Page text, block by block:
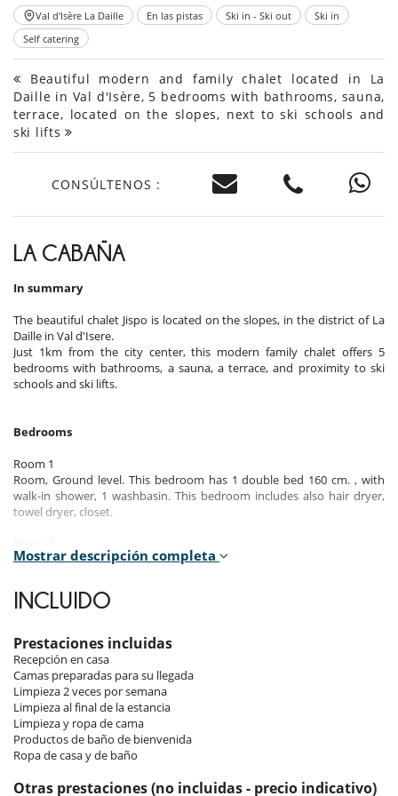
Val d'Isère La Daille En las pistas Ski in - Ski out
Ski in
Self catering
Beautiful modern and family chalet located in La
Daille in Val d'Isère, 5 bedrooms with bathrooms, sauna,
terrace, located on the slopes, next to ski schools and
ski lifts
CONSÚLTENOS :
LA CABAÑA
In summary
The beautiful chalet Jispo is located on the slopes, in the district of La
Daille in Val d'Isere.
Just 1km from the city center, this modern family chalet offers 5
bedrooms with bathrooms, a sauna, a terrace, and proximity to ski
schools and ski lifts.
Bedrooms
Room 1
Room, Ground level. This bedroom has 1 double bed 160 cm. , with
walk-in shower, 1 washbasin. This bedroom includes also hair dryer,
towel dryer, closet.
Room, Ground level. This bedroom has 1 double bed 160 cm. , with
towel dryer, WC.
Room. This bedroom has 1 double bed 160 cm. , with walk-in shower, 1
washbasin. This bedroom includes also hair dryer, towel dryer, closet,
WC.
Room 4
Room. The bedroom has 2 Beds including 1 double bed 180 cm, 1
single bed 90 cm. , with walk-in shower, 1 washbasin. This bedroom
includes also hair dryer, towel dryer, closet.
Room 5
Mostrar descripción completa
INCLUIDO
Prestaciones incluidas
Recepción en casa
Camas preparadas para su llegada
Limpieza 2 veces por semana
Limpieza al final de la estancia
Limpieza y ropa de cama
Productos de baño de bienvenida
Ropa de casa y de baño
Otras prestaciones (no incluidas - precio indicativo)